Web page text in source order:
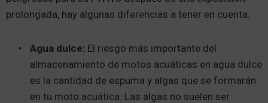
prolongada, hay algunas diferencias a tener en cuenta.
Agua dulce: El riesgo más importante del
almacenamiento de motos acuáticas en agua dulce
es la cantidad de espuma y algas que se formarán
en tu moto acuática. Las algas no suelen ser